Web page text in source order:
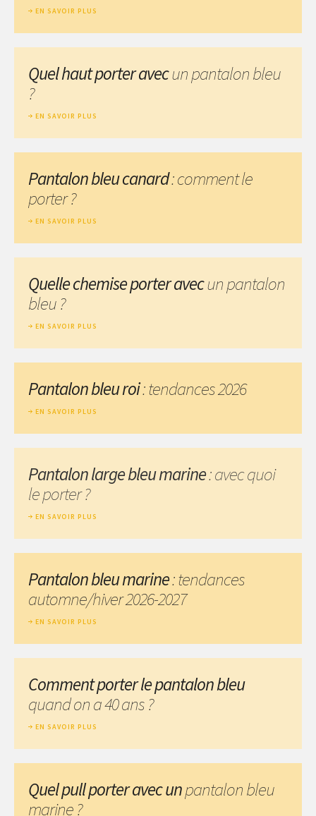
EN SAVOIR PLUS
Quel haut porter avecun pantalon bleu
?
EN SAVOIR PLUS
Pantalon bleu canard: comment le
porter ?
EN SAVOIR PLUS
Quelle chemise porter avecun pantalon
bleu ?
EN SAVOIR PLUS
Pantalon bleu roi: tendances 2026
EN SAVOIR PLUS
Pantalon large bleu marine: avec quoi
le porter ?
EN SAVOIR PLUS
Pantalon bleu marine: tendances
automne/hiver 2026-2027
EN SAVOIR PLUS
Comment porter le pantalon bleu
quand on a 40 ans ?
EN SAVOIR PLUS
Quel pull porter avec unpantalon bleu
marine ?